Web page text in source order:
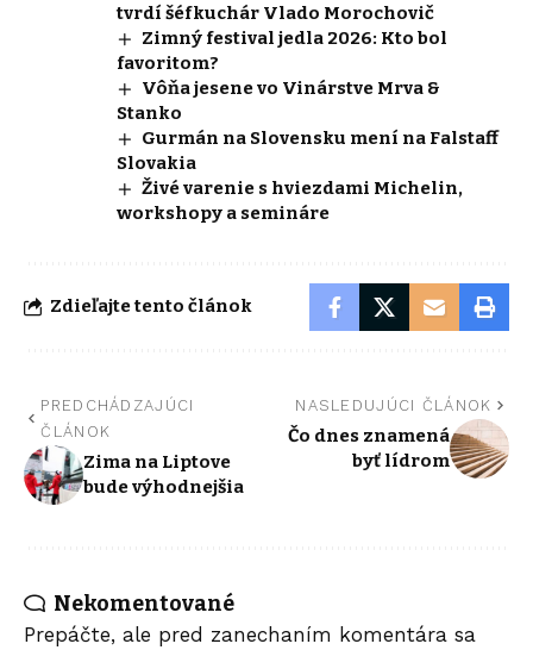
tvrdí šéfkuchár Vlado Morochovič
Zimný festival jedla 2026: Kto bol
favoritom?
Vôňa jesene vo Vinárstve Mrva &
Stanko
Gurmán na Slovensku mení na Falstaff
Slovakia
Živé varenie s hviezdami Michelin,
workshopy a semináre
Zdieľajte tento článok
PREDCHÁDZAJÚCI
ČLÁNOK
Zima na Liptove
bude výhodnejšia
NASLEDUJÚCI ČLÁNOK
Čo dnes znamená
byť lídrom
Nekomentované
Prepáčte, ale pred zanechaním komentára sa